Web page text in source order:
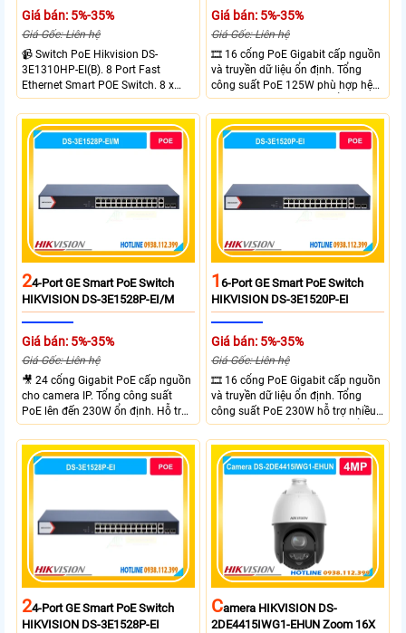
Giá bán: 5%-35%
Giá Gốc: Liên hệ
📹 Switch PoE Hikvision DS-
3E1310HP-EI(B). 8 Port Fast
Ethernet Smart POE Switch. 8 x
10/100M PoE Ports, 2 x Gigabit
Uplink Ports.
Giá bán: 5%-35%
Giá Gốc: Liên hệ
🎞 16 cổng PoE Gigabit cấp nguồn
và truyền dữ liệu ổn định. Tổng
công suất PoE 125W phù hợp hệ
thống camera IP vừa. 2 cổng RJ45
Gigabit và 2 cổng quang SFP mở
rộng linh hoạt. Hỗ trợ truyền PoE
xa tối đa lên đến 300 mét.
24-Port GE Smart PoE Switch
HIKVISION DS-3E1528P-EI/M
Giá bán: 5%-35%
Giá Gốc: Liên hệ
🎥 24 cổng Gigabit PoE cấp nguồn
cho camera IP. Tổng công suất
PoE lên đến 230W ổn định. Hỗ trợ
truyền PoE xa đến 300 mét. Băng
thông chuyển mạch đạt 68 Gbps
mạnh mẽ.
16-Port GE Smart PoE Switch
HIKVISION DS-3E1520P-EI
Giá bán: 5%-35%
Giá Gốc: Liên hệ
🎞 16 cổng PoE Gigabit cấp nguồn
và truyền dữ liệu ổn định. Tổng
công suất PoE 230W hỗ trợ nhiều
thiết bị cùng lúc. Tốc độ chuyển
mạch 68Gbps đảm bảo hiệu suất
cao ổn định. Hỗ trợ truyền PoE xa
lên đến 300m cho hệ thống
24-Port GE Smart PoE Switch
HIKVISION DS-3E1528P-EI
CAmera HIKVISION DS-
2DE4415IWG1-EHUN Zoom 16X